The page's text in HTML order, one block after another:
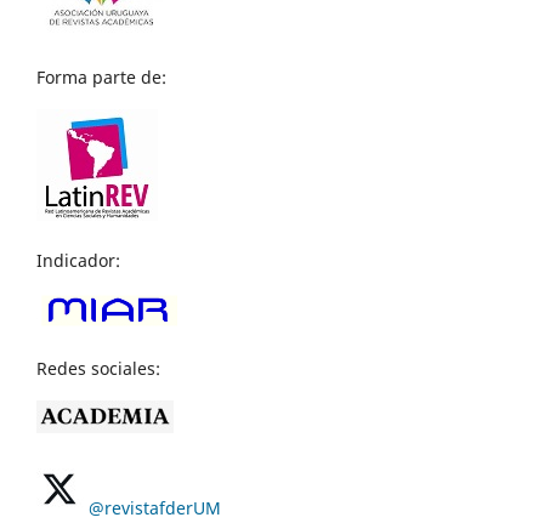
Forma parte de:
Indicador:
Redes sociales:
@revistafderUM